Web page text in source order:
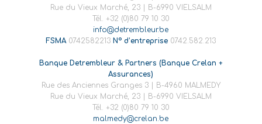
Rue du Vieux Marché, 23 | B-6990 VIELSALM
Tél. +32 (0)80 79 10 30
info@detrembleur.be
FSMA0742582213 N° d’entreprise 0742.582.213
Banque Detrembleur & Partners (Banque Crelan +
Assurances)
Rue des Anciennes Granges 3 | B-4960 MALMEDY
Rue du Vieux Marché, 23 | B-6990 VIELSALM
Tél. +32 (0)80 79 10 30
malmedy@crelan.be